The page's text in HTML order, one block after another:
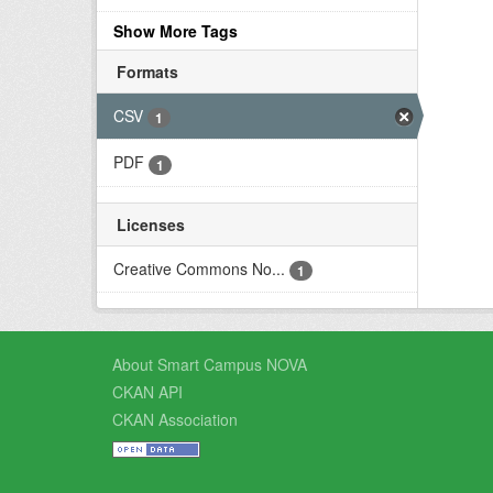
Show More Tags
Formats
CSV
1
PDF 1
Licenses
Creative Commons No...
1
About Smart Campus NOVA
CKAN API
CKAN Association